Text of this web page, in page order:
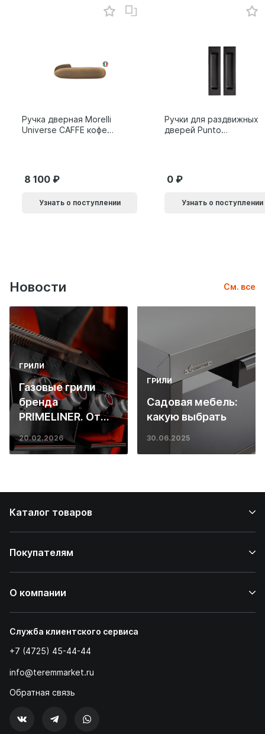
Ручка дверная Morelli
Universe CAFFE кофе
8 100
Узнать о поступлении
Ручки для раздвижных
дверей Punto
0
Узнать о поступлении
Новости См. все
ГРИЛИ
Газовые грили
бренда
PRIMELINER. От
основ инженерии
до ресторанных
20.02.2026
ГРИЛИ
Садовая мебель:
какую выбрать
30.06.2025
Каталог товаров
Покупателям
О компании
Служба клиентского сервиса
+7 (4725) 45-44-44
info@teremmarket.ru
Обратная связь